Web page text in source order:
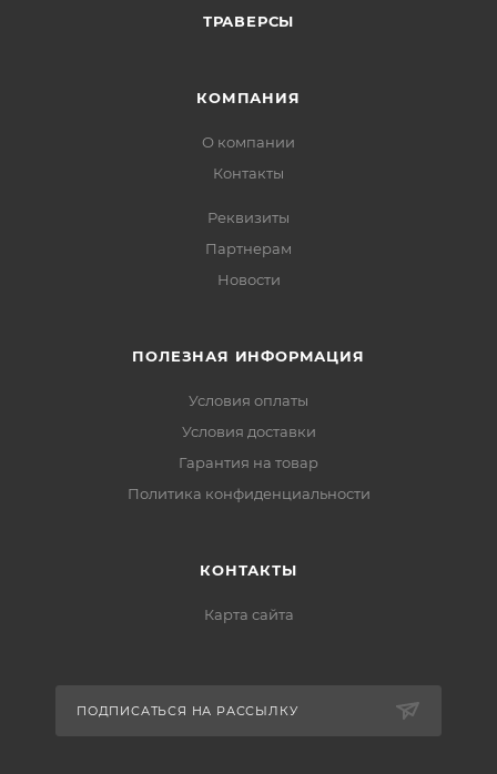
ТРАВЕРСЫ
КОМПАНИЯ
О компании
Контакты
Реквизиты
Партнерам
Новости
ПОЛЕЗНАЯ ИНФОРМАЦИЯ
Условия оплаты
Условия доставки
Гарантия на товар
Политика конфиденциальности
КОНТАКТЫ
Карта сайта
ПОДПИСАТЬСЯ НА РАССЫЛКУ